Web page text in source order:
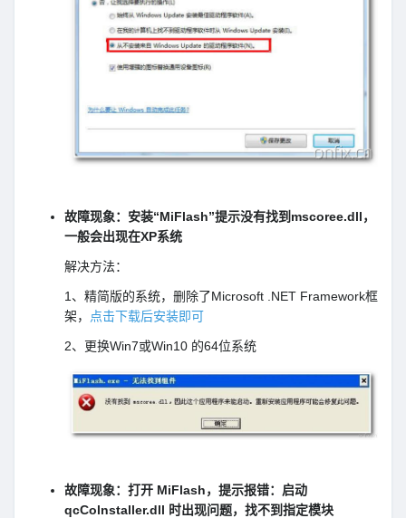
故障现象：安装“MiFlash”提示没有找到mscoree.dll，
一般会出现在XP系统
解决方法：
1、精简版的系统，删除了Microsoft .NET Framework框
架， 点击下载后安装即可
2、更换Win7或Win10 的64位系统
故障现象：打开 MiFlash，提示报错：启动
qcColnstaller.dll 时出现问题，找不到指定模块